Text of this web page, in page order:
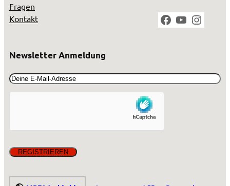
Fragen
Kontakt
Facebook
YouTube
Newsletter Anmeldung
Email(erforderlich)